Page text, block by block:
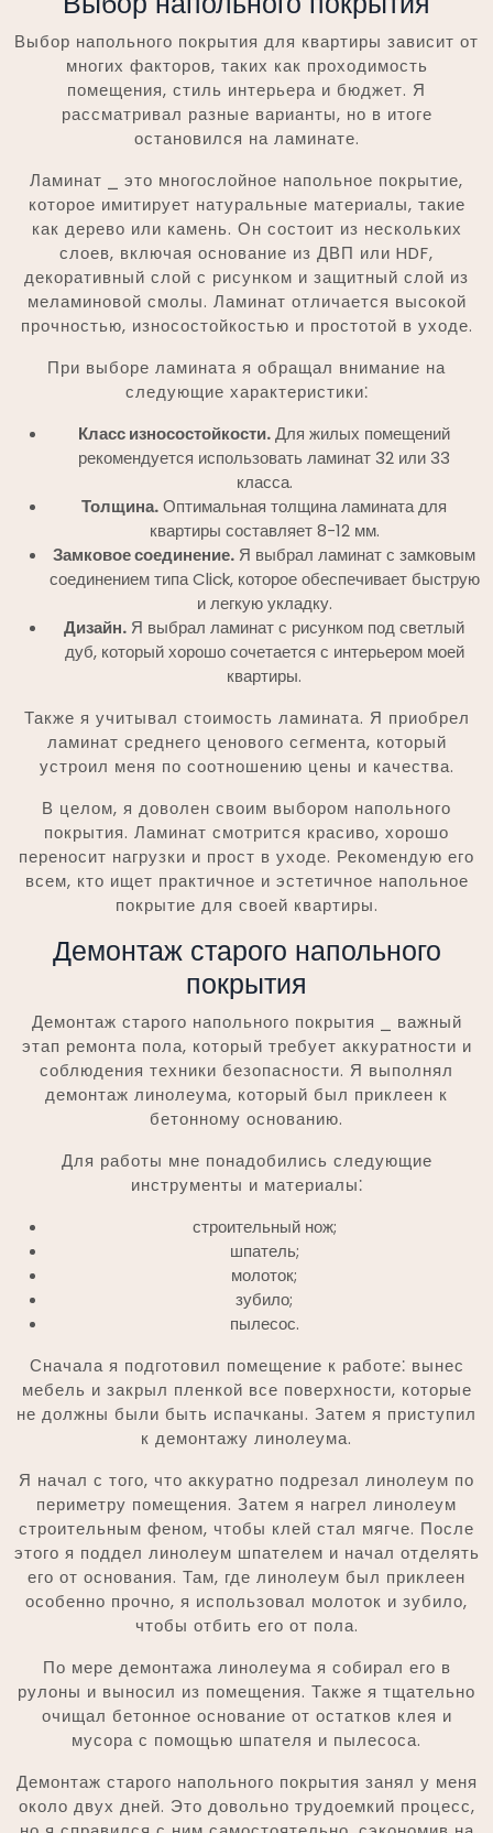
Выбор напольного покрытия для квартиры зависит от
многих факторов, таких как проходимость
помещения, стиль интерьера и бюджет. Я
рассматривал разные варианты, но в итоге
остановился на ламинате.
Ламинат ⎯ это многослойное напольное покрытие,
которое имитирует натуральные материалы, такие
как дерево или камень. Он состоит из нескольких
слоев, включая основание из ДВП или HDF,
декоративный слой с рисунком и защитный слой из
меламиновой смолы. Ламинат отличается высокой
прочностью, износостойкостью и простотой в уходе.
При выборе ламината я обращал внимание на
следующие характеристики⁚
Класс износостойкости.Для жилых помещений
рекомендуется использовать ламинат 32 или 33
класса.
Толщина.Оптимальная толщина ламината для
квартиры составляет 8-12 мм.
Замковое соединение. Я выбрал ламинат с замковым
соединением типа Click, которое обеспечивает быструю
и легкую укладку.
Дизайн. Я выбрал ламинат с рисунком под светлый
дуб, который хорошо сочетается с интерьером моей
квартиры.
Также я учитывал стоимость ламината. Я приобрел
ламинат среднего ценового сегмента, который
устроил меня по соотношению цены и качества.
В целом, я доволен своим выбором напольного
покрытия. Ламинат смотрится красиво, хорошо
переносит нагрузки и прост в уходе. Рекомендую его
всем, кто ищет практичное и эстетичное напольное
покрытие для своей квартиры.
Демонтаж старого напольного
покрытия
Демонтаж старого напольного покрытия ⎯ важный
этап ремонта пола, который требует аккуратности и
соблюдения техники безопасности. Я выполнял
демонтаж линолеума, который был приклеен к
бетонному основанию.
Для работы мне понадобились следующие
инструменты и материалы⁚
строительный нож;
шпатель;
молоток;
зубило;
пылесос.
Сначала я подготовил помещение к работе⁚ вынес
мебель и закрыл пленкой все поверхности, которые
не должны были быть испачканы. Затем я приступил
к демонтажу линолеума.
Я начал с того, что аккуратно подрезал линолеум по
периметру помещения. Затем я нагрел линолеум
строительным феном, чтобы клей стал мягче. После
этого я поддел линолеум шпателем и начал отделять
его от основания. Там, где линолеум был приклеен
особенно прочно, я использовал молоток и зубило,
чтобы отбить его от пола.
По мере демонтажа линолеума я собирал его в
рулоны и выносил из помещения. Также я тщательно
очищал бетонное основание от остатков клея и
мусора с помощью шпателя и пылесоса.
Демонтаж старого напольного покрытия занял у меня
около двух дней. Это довольно трудоемкий процесс,